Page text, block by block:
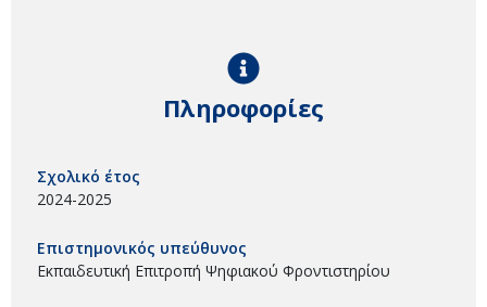
Πληροφορίες
Σχολικό έτος
2024-2025
Επιστημονικός υπεύθυνος
Εκπαιδευτική Επιτροπή Ψηφιακού Φροντιστηρίου